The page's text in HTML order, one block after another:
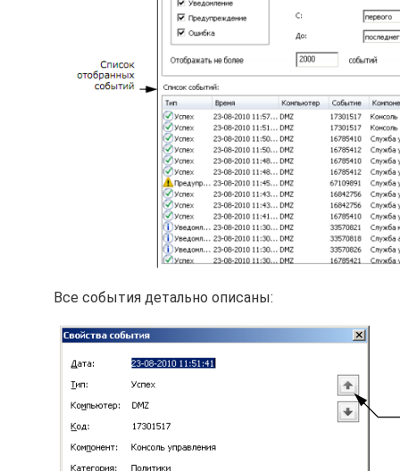
Все события детально описаны: